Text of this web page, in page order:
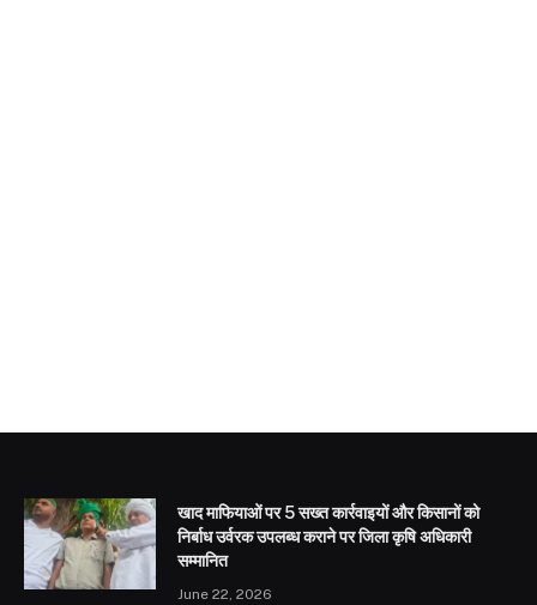
खाद माफियाओं पर 5 सख्त कार्रवाइयों और किसानों को
निर्बाध उर्वरक उपलब्ध कराने पर जिला कृषि अधिकारी
सम्मानित
June 22, 2026